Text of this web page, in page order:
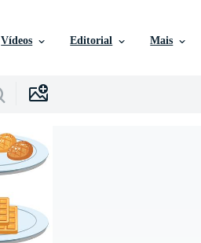
Vídeos Editorial Mais